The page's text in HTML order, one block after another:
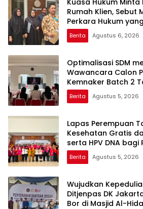
Rumah Klien, Sebut
Perkara Hukum
Berita Agustus 6, 2026
Optimalisasi SDM
Wawancara Calon
Kemnaker Batch 2
Berita Agustus 5, 2026
Lapas Perempuan
Kesehatan Gratis
serta HPV DNA
Binaan
Berita Agustus 5, 2026
Wujudkan
Ditjenpas DK
Bor di Masjid Al-